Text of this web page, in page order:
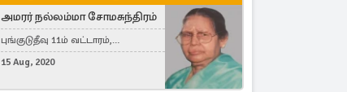
அமரர் நல்லம்மா சோமசுந்திரம்
புங்குடுதீவு 11ம் வட்டாரம்,
கொட்டாஞ்சேனை
15 Aug, 2020